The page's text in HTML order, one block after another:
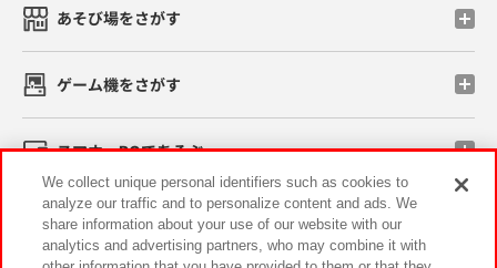
あそび場をさがす
ゲーム機をさがす
スマホ・PCであそぶ
イベント・キャンペーン
We collect unique personal identifiers such as cookies to
analyze our traffic and to personalize content and ads. We
share information about your use of our website with our
analytics and advertising partners, who may combine it with